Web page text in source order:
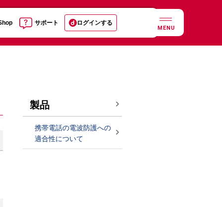
サポート ログインする
MENU
製品
携帯電話の電波防護への
適合性について